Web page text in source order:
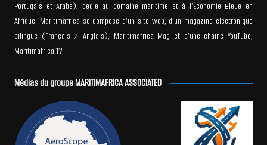
Portugais et Arabe), dédié au domaine maritime et à l’Économie Bleue en
Afrique. Maritimafrica se compose d’un site web, d’un magazine électronique
bilingue (Français / Anglais), Maritimafrica Mag et d’une chaîne YouTube,
Maritimafrica TV.
Médias du groupe MARITIMAFRICA ASSOCIATED